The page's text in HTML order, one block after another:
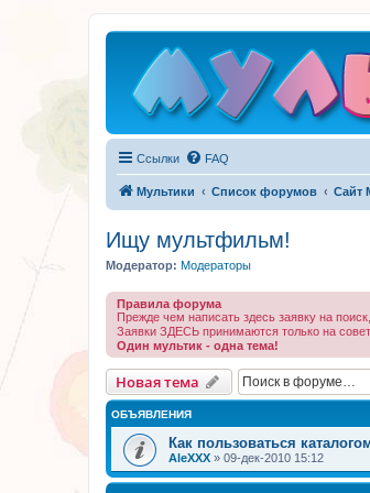
Ссылки FAQ
Мультики Список форумов Сайт
Ищу мультфильм!
Модератор: Модераторы
Правила форума
Прежде чем написать здесь заявку на
Заявки ЗДЕСЬ принимаются только на
Один мультик - одна тема!
Новая тема
ОБЪЯВЛЕНИЯ
Как пользоваться
AleXXX » 09-дек-2010 15:12